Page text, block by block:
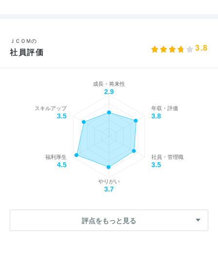
ＪＣＯＭの
社員評価 3.8
成長・将来性
2.9
年収・評価
3.8
社員・管理職
3.5
やりがい
3.7
福利厚生
4.5
スキルアップ
3.5
評点をもっと見る